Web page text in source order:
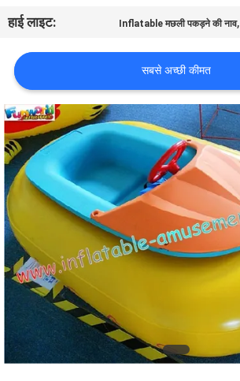
साइटमैप
PRIVACY
POLICY
हाई लाइट:
Inflatable मछली पकड़ने की नाव,
सबसे अच्छी कीमत